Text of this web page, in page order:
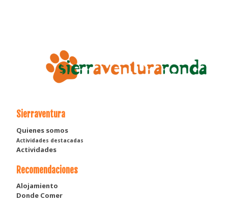
Sierraventura
Quienes somos
Actividades destacadas
Actividades
Recomendaciones
Alojamiento
Donde Comer